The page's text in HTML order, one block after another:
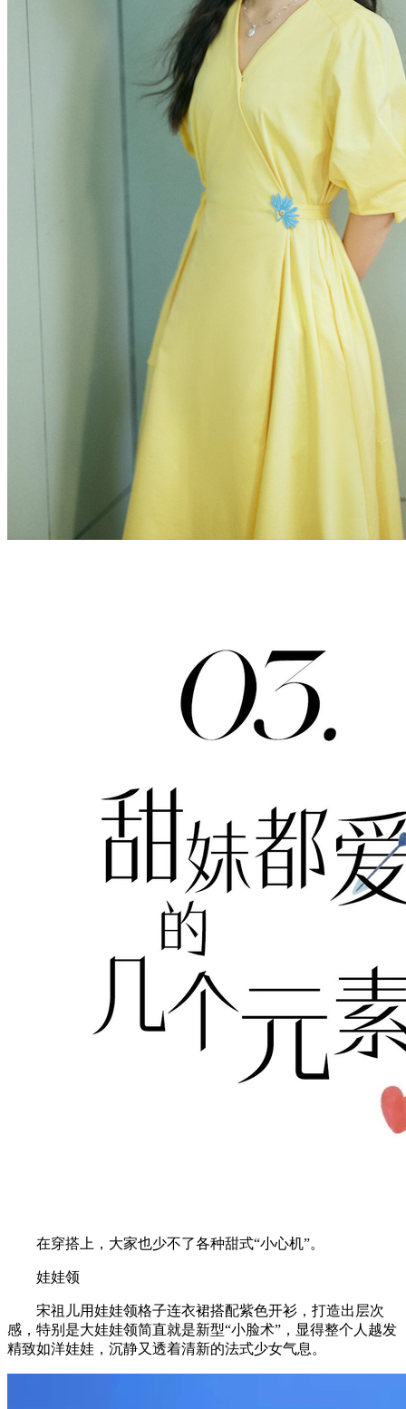
在穿搭上，大家也少不了各种甜式“小心机”。
娃娃领
宋祖儿用娃娃领格子连衣裙搭配紫色开衫，打造出层次
感，特别是大娃娃领简直就是新型“小脸术”，显得整个人越发
精致如洋娃娃，沉静又透着清新的法式少女气息。